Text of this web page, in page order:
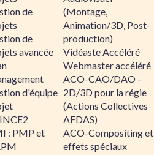
de
de
avancée
d'équipe
: PMP et
(Montage,
Animation/3D, Post-
production)
Vidéaste Accéléré
Webmaster accéléré
ACO-CAO/DAO -
2D/3D pour la régie
(Actions Collectives
AFDAS)
ACO-Compositing et
effets spéciaux